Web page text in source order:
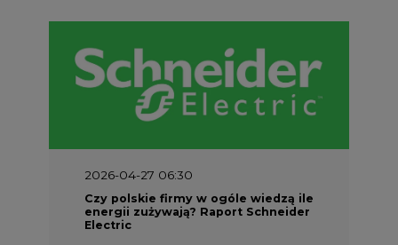
2026-04-27 06:30
Czy polskie firmy w ogóle wiedzą ile
energii zużywają? Raport Schneider
Electric